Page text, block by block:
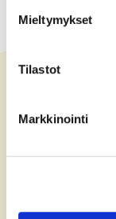
Mieltymykset
Tilastot
Markkinointi